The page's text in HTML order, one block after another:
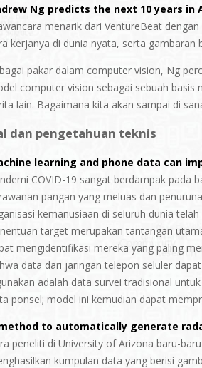
Ng predicts the next 10 years in
menarik dari VentureBeat
kerjanya di dunia nyata, serta gambaran
pakar dalam computer vision, Ng
computer vision sebagai sebuah
lain. Bagaimana kita akan sampai di
dan pengetahuan teknis
learning and phone data can
COVID-19 sangat berdampak pada
pangan yang meluas dan
kemanusiaan di seluruh dunia
target merupakan tantangan
mengidentifikasi mereka yang paling
data dari jaringan telepon seluler
adalah data survei tradisional
ponsel; model ini kemudian dapat
to automatically generate
peneliti di University of Arizona baru-
kumpulan data yang berisi